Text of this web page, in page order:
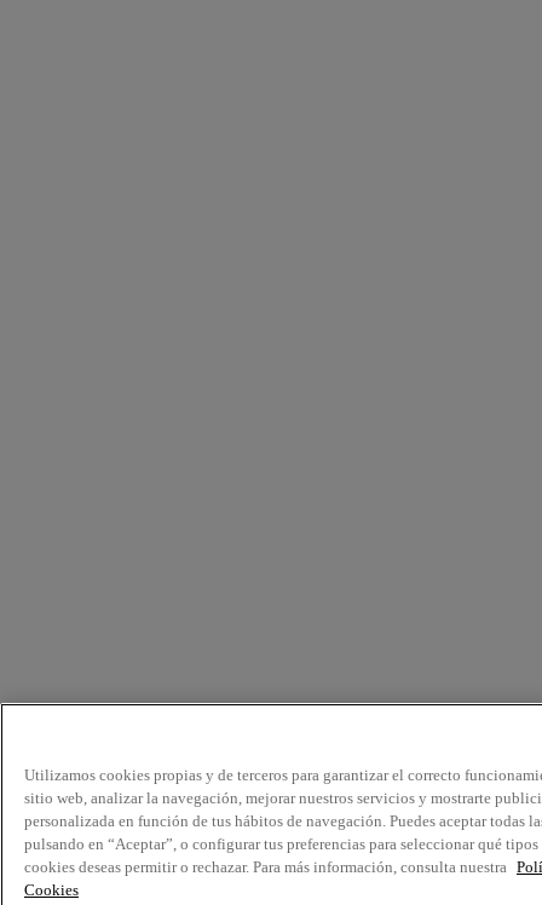
Utilizamos cookies propias y de terceros para garantizar el correcto
sitio web, analizar la navegación, mejorar nuestros servicios y mostrarte
personalizada en función de tus hábitos de navegación. Puedes aceptar todas
pulsando en “Aceptar”, o configurar tus preferencias para seleccionar qué tipos
cookies deseas permitir o rechazar. Para más información, consulta nuestra
Cookies